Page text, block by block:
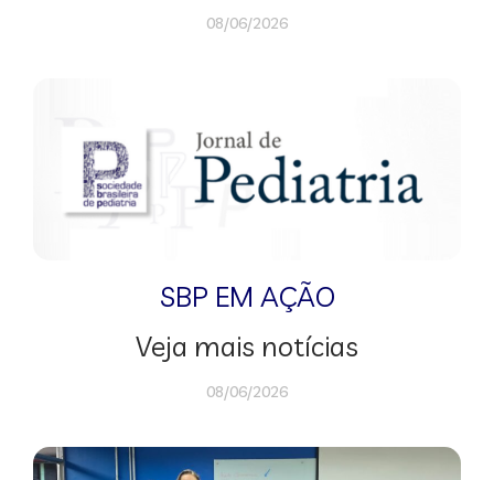
08/06/2026
SBP EM AÇÃO
Veja mais notícias
08/06/2026